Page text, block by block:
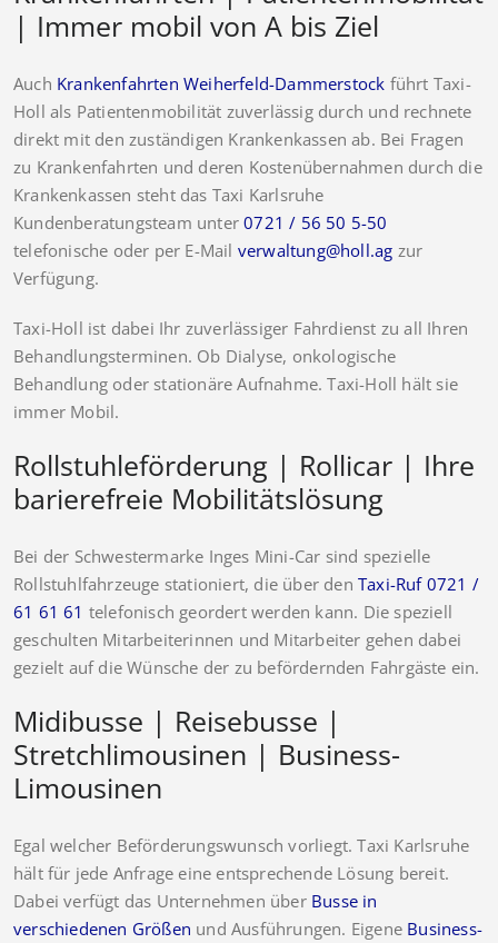
| Immer mobil von A bis Ziel
Auch Krankenfahrten Weiherfeld-Dammerstock führt Taxi-
Holl als Patientenmobilität zuverlässig durch und rechnete
direkt mit den zuständigen Krankenkassen ab. Bei Fragen
zu Krankenfahrten und deren Kostenübernahmen durch die
Krankenkassen steht das Taxi Karlsruhe
Kundenberatungsteam unter0721 / 56 50 5-50
telefonische oder per E-Mail verwaltung@holl.ag zur
Verfügung.
Taxi-Holl ist dabei Ihr zuverlässiger Fahrdienst zu all Ihren
Behandlungsterminen. Ob Dialyse, onkologische
Behandlung oder stationäre Aufnahme. Taxi-Holl hält sie
immer Mobil.
Rollstuhleförderung | Rollicar | Ihre
barierefreie Mobilitätslösung
Bei der Schwestermarke Inges Mini-Car sind spezielle
Rollstuhlfahrzeuge stationiert, die über den Taxi-Ruf 0721 /
61 61 61 telefonisch geordert werden kann. Die speziell
geschulten Mitarbeiterinnen und Mitarbeiter gehen dabei
gezielt auf die Wünsche der zu befördernden Fahrgäste ein.
Midibusse | Reisebusse |
Stretchlimousinen | Business-
Limousinen
Egal welcher Beförderungswunsch vorliegt. Taxi Karlsruhe
hält für jede Anfrage eine entsprechende Lösung bereit.
Dabei verfügt das Unternehmen über Busse in
verschiedenen Größen und Ausführungen. Eigene Business-